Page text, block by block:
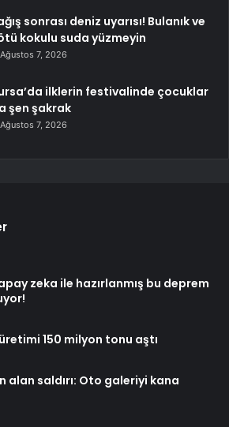
sonrası deniz uyarısı! Bulanık ve
kokulu suda yüzmeyin
Ağustos 7, 2026
ilklerin festivalinde çocuklar
şen şakrak
Ağustos 7, 2026
zeka ile hazırlanmış bu deprem
üretimi 150 milyon tonu aştı
alan saldırı: Oto galeriyi kana